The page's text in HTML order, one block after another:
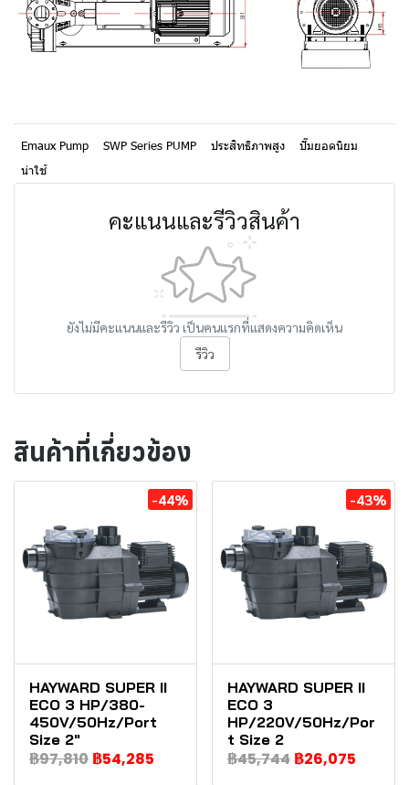
Emaux Pump SWP Series PUMP ประสิทธิภาพสูง
ปั๊มยอดนิยม
น่าใช้
คะแนนและรีวิวสินค้า
ยังไม่มีคะแนนและรีวิว เป็นคนแรกที่แสดงความคิดเห็น
รีวิว
สินค้าที่เกี่ยวข้อง
-44%
HAYWARD SUPER II
ECO 3 HP/380-
450V/50Hz/Port
Size 2"
฿97,810 ฿54,285
-43%
HAYWARD SUPER II
ECO 3
HP/220V/50Hz/Por
t Size 2
฿45,744 ฿26,075